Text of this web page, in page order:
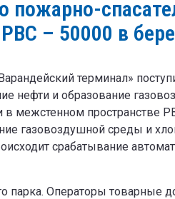
пожарно-
– 50000 в
терминал»
нефти и образование
межстенном пространстве
газовоздушной среды и
срабатывание
парка. Операторы товарные